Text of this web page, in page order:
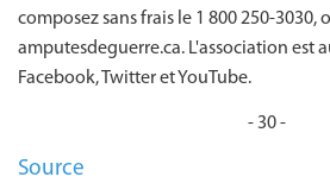
composez sans frais le 1 800 250-3030,
amputesdeguerre.ca. L'association est
Facebook, Twitter et YouTube.
- 30 -
Source